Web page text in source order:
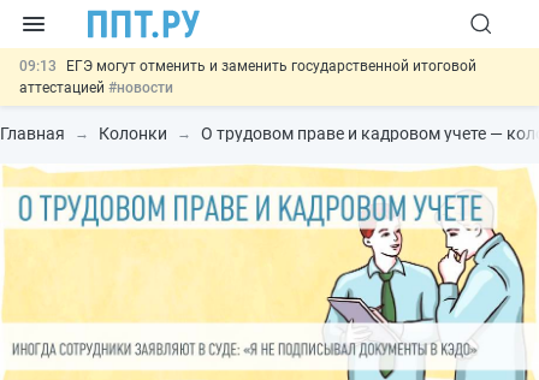
09:13
ЕГЭ могут отменить и заменить государственной итоговой
аттестацией #новости
00:01
7 августа: важные документы, вступающие в силу сегодня
#новости
электроники в госзакупках
06.08 Подписан указ об отмене спецрежима для вкладов физлиц из
недружественных стран #новости
Обеспечительный платёж СПОТ могут заменить
Главная Колонки О трудовом праве и кадровом учете —